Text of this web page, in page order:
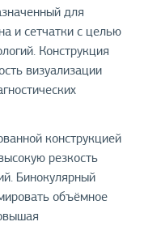
для
и сетчатки с целью
Конструкция
визуализации
конструкцией
резкость
Бинокулярный
объёмное